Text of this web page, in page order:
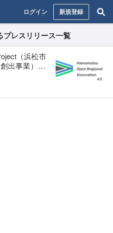
ログイン 新規登録
プレスリリース一覧
（浜松市
出事業）の